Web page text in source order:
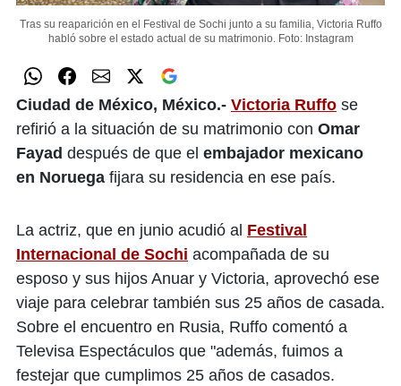
Tras su reaparición en el Festival de Sochi junto a su familia, Victoria Ruffo
habló sobre el estado actual de su matrimonio. Foto: Instagram
Ciudad de México, México.- Victoria Ruffo se
refirió a la situación de su matrimonio con Omar
Fayad después de que el embajador mexicano
en Noruega fijara su residencia en ese país.
La actriz, que en junio acudió al Festival
Internacional de Sochi acompañada de su
esposo y sus hijos Anuar y Victoria, aprovechó ese
viaje para celebrar también sus 25 años de casada.
Sobre el encuentro en Rusia, Ruffo comentó a
Televisa Espectáculos que "además, fuimos a
festejar que cumplimos 25 años de casados.